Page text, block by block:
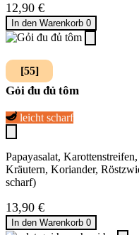
12,90 €
In den Warenkorb 0
[55]
Gỏi đu đủ tôm
leicht scharf
Papayasalat,
Kräutern, Koriander,
scharf)
13,90 €
In den Warenkorb 0